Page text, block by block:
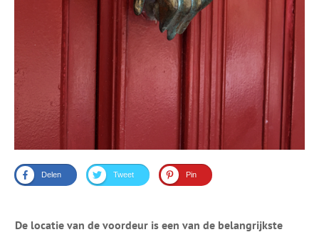
Delen Tweet Pin
De ​locatie van de voordeur is een van de belangrijkste